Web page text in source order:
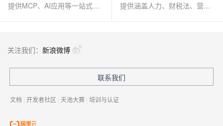
提供MCP、AI应用等一站式AI解决方案
提供涵盖人力、财税法、营销、客服等AI方案
关注我们： 新浪微博
联系我们
文档 | 开发者社区 | 天池大赛 | 培训与认证